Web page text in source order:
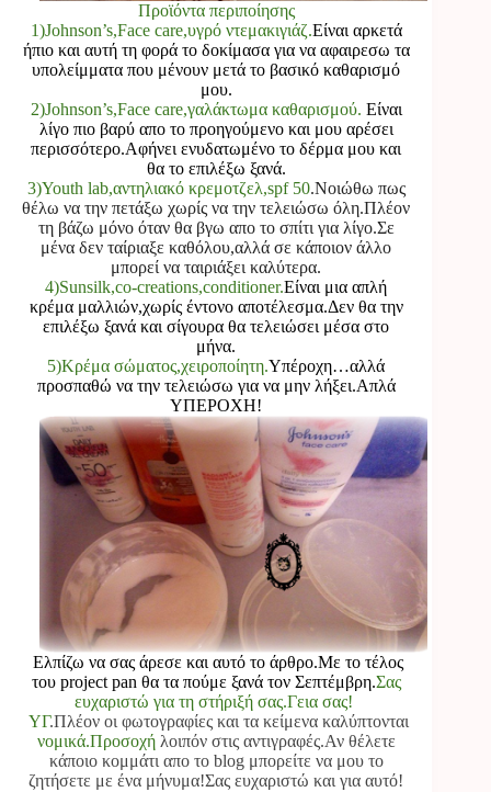
Προϊόντα περιποίησης
1)Johnson’s,Face care,υγρό ντεμακιγιάζ.Είναι αρκετά
ήπιο και αυτή τη φορά το δοκίμασα για να αφαιρεσω τα
υπολείμματα που μένουν μετά το βασικό καθαρισμό
μου.
2)Johnson’s,Face care,γαλάκτωμα καθαρισμού. Είναι
λίγο πιο βαρύ απο το προηγούμενο και μου αρέσει
περισσότερο.Αφήνει ενυδατωμένο το δέρμα μου και
θα το επιλέξω ξανά.
3)Youth lab,αντηλιακό κρεμοτζελ,spf 50.Νοιώθω πως
θέλω να την πετάξω χωρίς να την τελειώσω όλη.Πλέον
τη βάζω μόνο όταν θα βγω απο το σπίτι για λίγο.Σε
μένα δεν ταίριαξε καθόλου,αλλά σε κάποιον άλλο
μπορεί να ταιριάξει καλύτερα.
4)Sunsilk,co-creations,conditioner.Είναι μια απλή
κρέμα μαλλιών,χωρίς έντονο αποτέλεσμα.Δεν θα την
επιλέξω ξανά και σίγουρα θα τελειώσει μέσα στο
μήνα.
5)Κρέμα σώματος,χειροποίητη.Υπέροχη…αλλά
προσπαθώ να την τελειώσω για να μην λήξει.Απλά
ΥΠΕΡΟΧΗ!
Ελπίζω να σας άρεσε και αυτό το άρθρο.Με το τέλος
του project pan θα τα πούμε ξανά τον Σεπτέμβρη.Σας
ευχαριστώ για τη στήριξή σας.Γεια σας!
ΥΓ.Πλέον οι φωτογραφίες και τα κείμενα καλύπτονται
νομικά.Προσοχή λοιπόν στις αντιγραφές.Αν θέλετε
κάποιο κομμάτι απο το blog μπορείτε να μου το
ζητήσετε με ένα μήνυμα!Σας ευχαριστώ και για αυτό!